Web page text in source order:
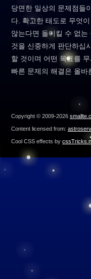
당면한 일상의 문제점들
다. 확고한 태도로 무엇
않는다면 돌이킬 수 없
것을 신중하게 판단하십
할 것이며 어떤 목표를
빠른 문제의 해결은 올
Copyright © 2009-2026
Content licensed from:
Cool CSS effects by